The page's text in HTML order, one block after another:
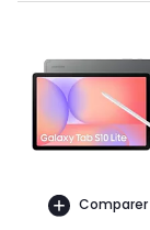
Comparer